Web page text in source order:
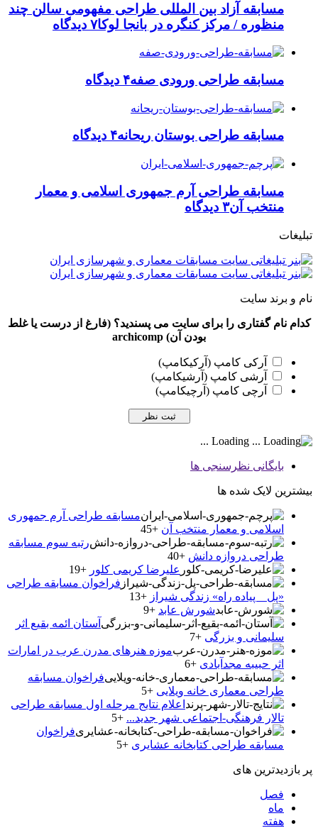
مسابقه آزاد بین المللی طراحی مفهومی سالن چند
منظوره / مرکز کنگره در بانجا لوکا۷ دیدگاه
مسابقه طراحی ورودی صفه۴ دیدگاه
مسابقه طراحی بوستان ریحانه۴ دیدگاه
مسابقه طراحی آرم جمهوری اسلامی و معمار
منتخب آن۳ دیدگاه
تبلیغات
نام و برند سایت
کدام نام گفتاری را برای سایت می پسندید؟ (فارغ از درست یا غلط
بودن آن) archicomp
آرکی کامپ (آرکیکامپ)
آرشی کامپ (آرشیکامپ)
آرچی کامپ (آرچیکامپ)
بایگانی نظرسنجی ها
بیشترین لایک شده ها
مسابقه طراحی آرم جمهوری
اسلامی و معمار منتخب آن +45
رتبه سوم مسابقه
طراحی دروازه دانش +40
علیرضا کریمی کلور +19
فراخوان مسابقه طراحی
«پل _ پیاده راه» زندگی شیراز +13
شورش عابد +9
آستان ائمه بقیع اثر
سلیمانی و بزرگی +7
موزه هنرهای مدرن عرب در امارات
اثر حبیبه مجدآبادی +6
فراخوان مسابقه
طراحی معماری خانه ویلایی +5
اعلام نتایج مرحله اول مسابقه طراحی
تالار فرهنگی-اجتماعی شهر جدید... +5
فراخوان
مسابقه طراحی کتابخانه عشایری +5
پر بازدیدترین های
فصل
ماه
هفته